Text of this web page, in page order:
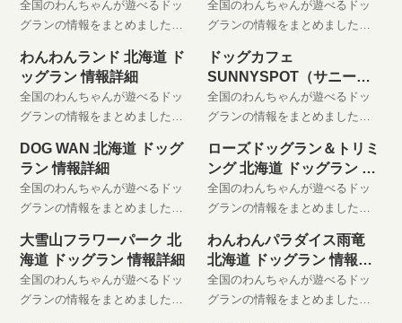
全国のわんちゃんが遊べるドッ
グランの情報をまとめました。
ごしください。 是非、お気に入
りに登録してください。
全国のわんちゃんが遊べるドッ
グランの情報をまとめました。
ごしください。 是非、お気に入
りに登録してください。
わんわんランド 北海道 ド
ッグラン 情報詳細
全国のわんちゃんが遊べるドッ
グランの情報をまとめました。
ごしください。 是非、お気に入
りに登録してください。
ドッグカフェ
SUNNYSPOT（サニース
ポット） 北海道 ドッグラ
ン 情報詳細
全国のわんちゃんが遊べるドッ
グランの情報をまとめました。
ごしください。 是非、お気に入
りに登録してください。
DOG WAN 北海道 ドッグ
ラン 情報詳細
全国のわんちゃんが遊べるドッ
グランの情報をまとめました。
ごしください。 是非、お気に入
りに登録してください。
ローズドッグラン＆トリミ
ング 北海道 ドッグラン 情
報詳細
全国のわんちゃんが遊べるドッ
グランの情報をまとめました。
ごしください。 是非、お気に入
りに登録してください。
大雪山フラワーパーク 北
海道 ドッグラン 情報詳細
全国のわんちゃんが遊べるドッ
グランの情報をまとめました。
わんわんパラダイス雨竜
北海道 ドッグラン 情報詳
細
全国のわんちゃんが遊べるドッ
グランの情報をまとめました。